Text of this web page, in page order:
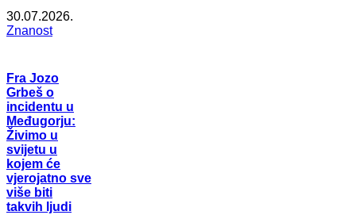
30.07.2026.
Znanost
Fra Jozo
Grbeš o
incidentu u
Međugorju:
Živimo u
svijetu u
kojem će
vjerojatno sve
više biti
takvih ljudi